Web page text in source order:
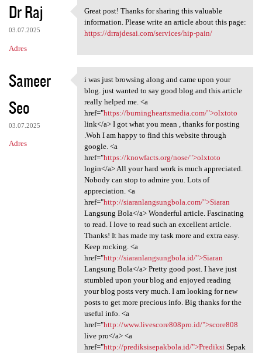
Dr Raj
03.07.2025
Adres
Great post! Thanks for
Great post! Thanks for sharing this valuable
information. Please write an article about this page:
https://drrajdesai.com/services/hip-pain/
Sameer
Seo
03.07.2025
Adres
i was just browsing along and
i was just browsing along and came upon your
blog. just wanted to say good blog and this article
really helped me. <a
href="https://burningheartsmedia.com/">olxtoto
link</a> I got what you mean , thanks for posting
.Woh I am happy to find this website through
google. <a
href="https://knowfacts.org/nose/">olxtoto
login</a> All your hard work is much appreciated.
Nobody can stop to admire you. Lots of
appreciation. <a
href="http://siaranlangsungbola.com/">Siaran
Langsung Bola</a> Wonderful article. Fascinating
to read. I love to read such an excellent article.
Thanks! It has made my task more and extra easy.
Keep rocking. <a
href="http://siaranlangsungbola.id/">Siaran
Langsung Bola</a> Pretty good post. I have just
stumbled upon your blog and enjoyed reading
your blog posts very much. I am looking for new
posts to get more precious info. Big thanks for the
useful info. <a
href="http://www.livescore808pro.id/">score808
live pro</a> <a
href="http://prediksisepakbola.id/">PrediksiSepak